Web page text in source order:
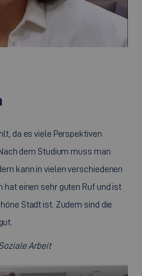
da es viele Perspektiven
dem Studium muss man
kann in vielen verschiedenen
hat einen sehr guten Ruf und ist
Stadt ist. Zudem sind die
Arbeit